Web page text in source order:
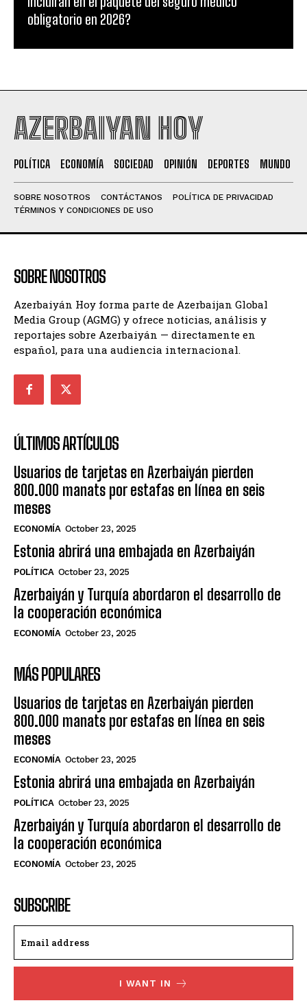
obligatorio en 2026?
AZERBAIYAN HOY
POLÍTICA ECONOMÍA SOCIEDAD OPINIÓN DEPORTES MUNDO
SOBRE NOSOTROS CONTÁCTANOS
POLÍTICA DE PRIVACIDAD
TÉRMINOS Y CONDICIONES DE USO
SOBRE NOSOTROS
Azerbaiyán Hoy forma parte de Azerbaijan Global
Media Group (AGMG) y ofrece noticias, análisis y
reportajes sobre Azerbaiyán — directamente en
español, para una audiencia internacional.
ÚLTIMOS ARTÍCULOS
Usuarios de tarjetas en Azerbaiyán pierden
800.000 manats por estafas en línea en seis
meses
ECONOMÍA October 23, 2025
Estonia abrirá una embajada en Azerbaiyán
POLÍTICA October 23, 2025
Azerbaiyán y Turquía abordaron el desarrollo de
la cooperación económica
ECONOMÍA October 23, 2025
MÁS POPULARES
Usuarios de tarjetas en Azerbaiyán pierden
800.000 manats por estafas en línea en seis
meses
ECONOMÍA October 23, 2025
Estonia abrirá una embajada en Azerbaiyán
POLÍTICA October 23, 2025
Azerbaiyán y Turquía abordaron el desarrollo de
la cooperación económica
ECONOMÍA October 23, 2025
SUBSCRIBE
I WANT IN